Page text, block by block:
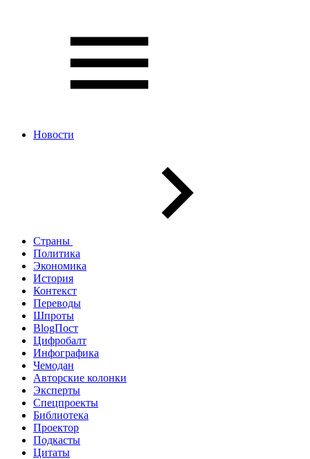
Новости
Страны
Политика
Экономика
История
Контекст
Переводы
Шпроты
BlogПост
Цифробалт
Инфографика
Чемодан
Авторские колонки
Эксперты
Спецпроекты
Библиотека
Проектор
Подкасты
Цитаты